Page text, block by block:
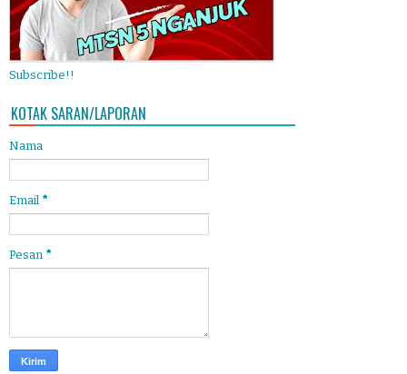
Subscribe!!
KOTAK SARAN/LAPORAN
Nama
Email *
Pesan *